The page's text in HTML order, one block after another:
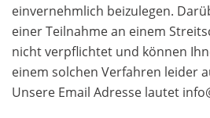
einvernehmlich beizulegen.
einer Teilnahme an einem
nicht verpflichtet und können
einem solchen Verfahren leider
Unsere Email Adresse lautet